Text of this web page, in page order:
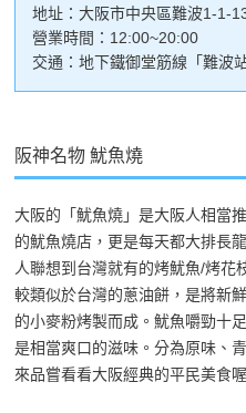
地址：大阪市中央區難波1-1-
營業時間：12:00~20:00
交通：地下鐵御堂筋線「難波
阪神名物 魷魚燒
大阪的「魷魚燒」是大阪人相當
的魷魚燒店，更是每天都大排長
人聯想到台灣就有的烤魷魚/烤花
較類似於台灣的蔥油餅，是將新
的小麥粉烤製而成。魷魚嚼勁十
是相當爽口的滋味。分為原味、
來品嘗看看大阪經典的平民美食喔